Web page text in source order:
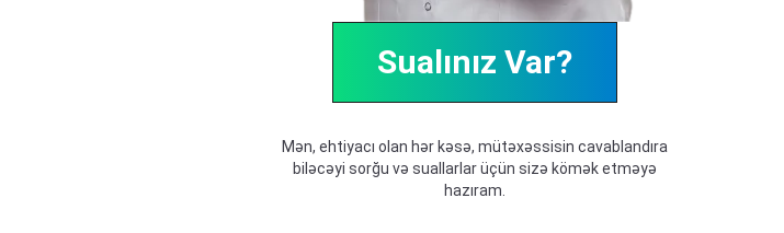
Sualınız Var?
Mən, ehtiyacı olan hər kəsə, mütəxəssisin cavablandıra
biləcəyi sorğu və suallarlar üçün sizə kömək etməyə
hazıram.